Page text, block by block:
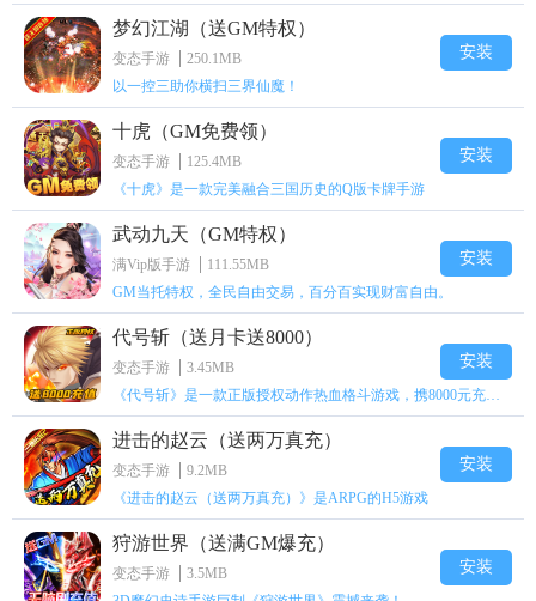
梦幻江湖（送GM特权）
变态手游
250.1MB
以一控三助你横扫三界仙魔！
安装
十虎（GM免费领）
变态手游
125.4MB
《十虎》是一款完美融合三国历史的Q版卡牌手游
安装
武动九天（GM特权）
满Vip版手游
111.55MB
GM当托特权，全民自由交易，百分百实现财富自由。
安装
代号斩（送月卡送8000）
变态手游
3.45MB
安装
进击的赵云（送两万真充）
变态手游
9.2MB
《进击的赵云（送两万真充）》是ARPG的H5游戏
安装
狩游世界（送满GM爆充）
变态手游
3.5MB
安装